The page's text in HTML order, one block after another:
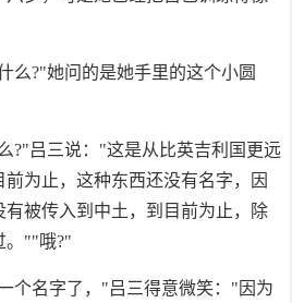
么?"她问的是她手里的这个小圆
?"吕三说："这是从比英吉利国更远
为止，这种东西还没有名字，因
被传入到中土，到目前为止，除
。""哦?"
个名字了，"吕三得意微笑："因为